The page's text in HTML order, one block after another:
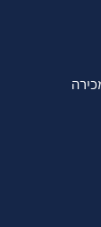
למכירה